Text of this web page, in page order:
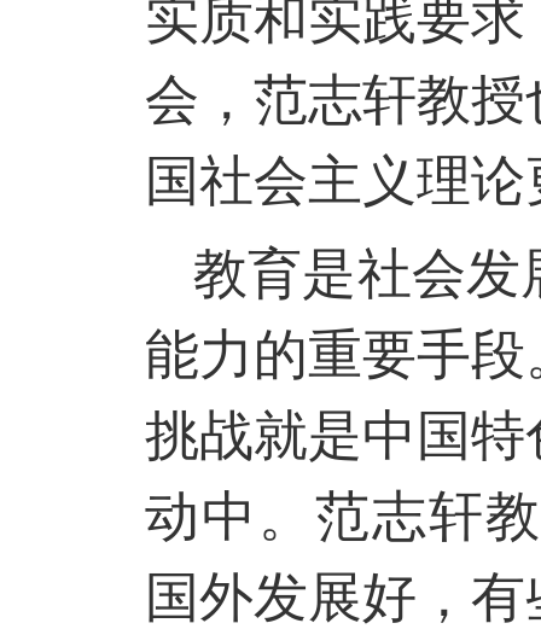
实质和实践要
会，范志轩教
国社会主义理
教育是社会发
能力的重要手
挑战就是中国
动中。范志轩
国外发展好，